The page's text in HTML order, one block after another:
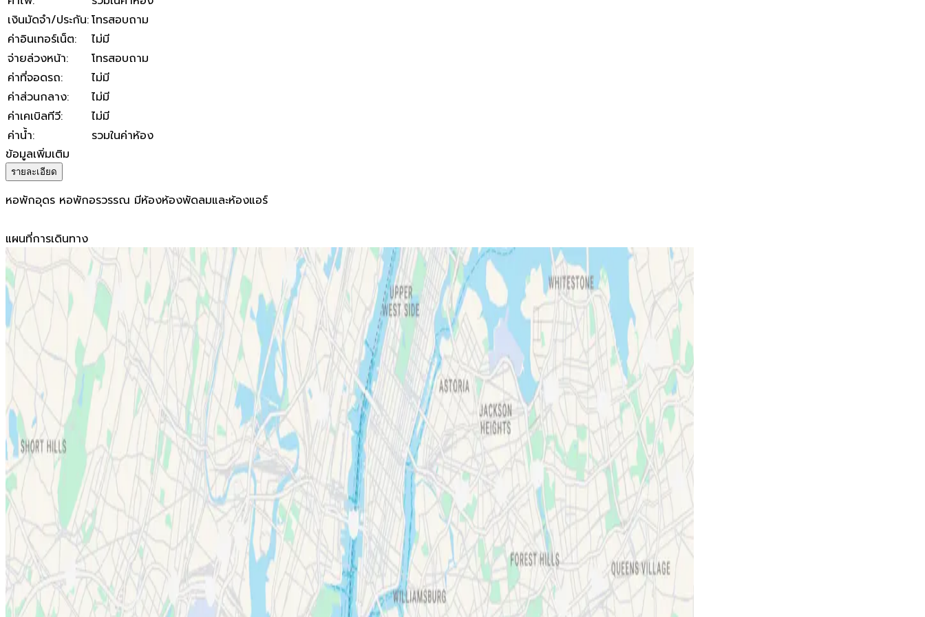
เงินมัดจำ/ประกัน:โทรสอบถาม
ค่าอินเทอร์เน็ต:
ไม่มี
จ่ายล่วงหน้า:
โทรสอบถาม
ค่าที่จอดรถ:
ไม่มี
ค่าส่วนกลาง:
ไม่มี
ค่าเคเบิลทีวี:
ไม่มี
ค่าน้ำ:
รวมในค่าห้อง
ข้อมูลเพิ่มเติม
รายละเอียด
หอพักอุดร หอพักอรวรรณ มีห้องห้องพัดลมและห้องแอร์
แผนที่การเดินทาง